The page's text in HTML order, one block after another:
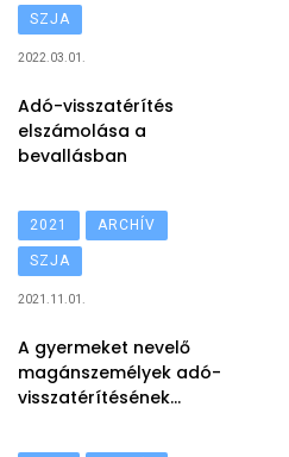
SZJA
2022.03.01.
Adó-visszatérítés
elszámolása a
bevallásban
2021 ARCHÍV
SZJA
2021.11.01.
A gyermeket nevelő
magánszemélyek adó-
visszatérítésének